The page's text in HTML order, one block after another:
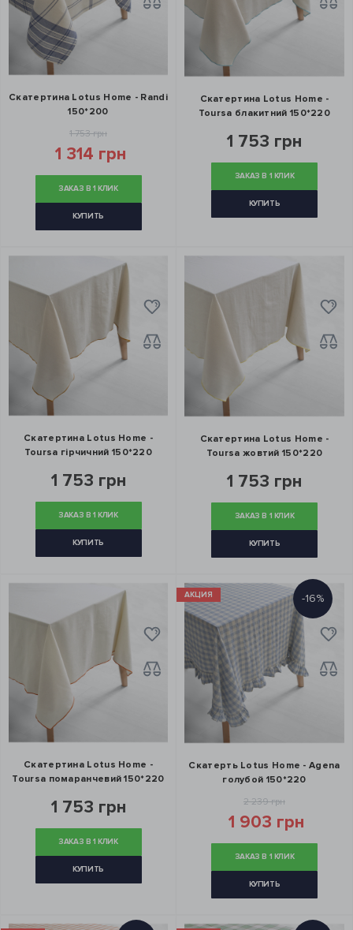
Скатертина Lotus Home - Randi
150*200
1 753 грн
1 314 грн
ЗАКАЗ В 1 КЛИК
КУПИТЬ
Скатертина Lotus Home -
Toursa блакитний 150*220
1 753 грн
ЗАКАЗ В 1 КЛИК
КУПИТЬ
Скатертина Lotus Home -
Toursa гірчичний 150*220
1 753 грн
ЗАКАЗ В 1 КЛИК
КУПИТЬ
Скатертина Lotus Home -
Toursa жовтий 150*220
1 753 грн
ЗАКАЗ В 1 КЛИК
КУПИТЬ
Скатертина Lotus Home -
Toursa помаранчевий 150*220
1 753 грн
ЗАКАЗ В 1 КЛИК
КУПИТЬ
АКЦИЯ -16%
Скатерть Lotus Home - Agena
голубой 150*220
2 239 грн
1 903 грн
ЗАКАЗ В 1 КЛИК
КУПИТЬ